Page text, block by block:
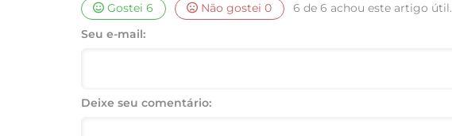
Gostei6 Não gostei0
6 de 6 achou este artigo útil.
Seu e-mail:
Deixe seu comentário: